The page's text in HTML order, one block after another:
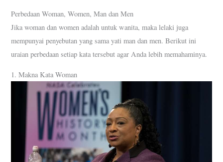
Perbedaan Woman, Women, Man dan Men
Jika woman dan women adalah untuk wanita, maka lelaki juga
mempunyai penyebutan yang sama yati man dan men. Berikut ini
uraian perbedaan setiap kata tersebut agar Anda lebih memahaminya.
1. Makna Kata Woman